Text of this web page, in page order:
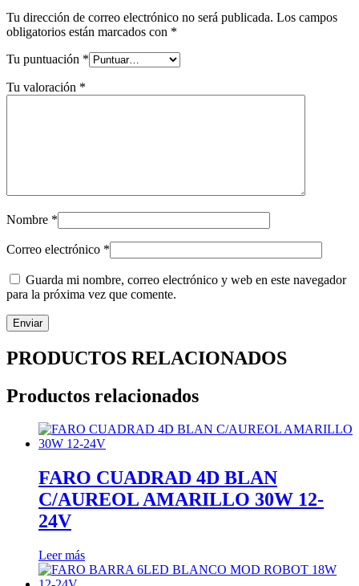
Tu dirección de correo electrónico no será publicada. Los campos
obligatorios están marcados con *
Tu puntuación *
Tu valoración *
Nombre *
Correo electrónico *
Guarda mi nombre, correo electrónico y web en este navegador
para la próxima vez que comente.
PRODUCTOS RELACIONADOS
Productos relacionados
FARO CUADRAD 4D BLAN
C/AUREOL AMARILLO 30W 12-
24V
Leer más